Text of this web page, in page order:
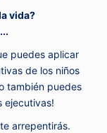
vida?
puedes aplicar
de los niños
también puedes
ejecutivas!
arrepentirás.